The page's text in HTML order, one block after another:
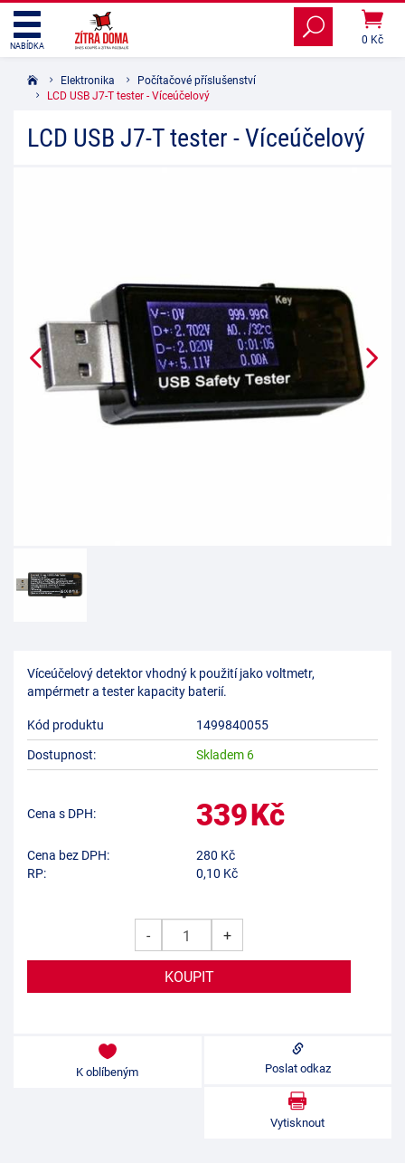
0 Kč
NABÍDKA
Elektronika
Počítačové příslušenství
LCD USB J7-T tester - Víceúčelový
LCD USB J7-T tester - Víceúčelový
Víceúčelový detektor vhodný k použití jako voltmetr,
ampérmetr a tester kapacity baterií.
Kód produktu
1499840055
Dostupnost:
Skladem 6
Cena s DPH: 339Kč
Cena bez DPH: 280 Kč
RP:
0,10 Kč
- +
K oblíbeným Poslat odkaz
Vytisknout